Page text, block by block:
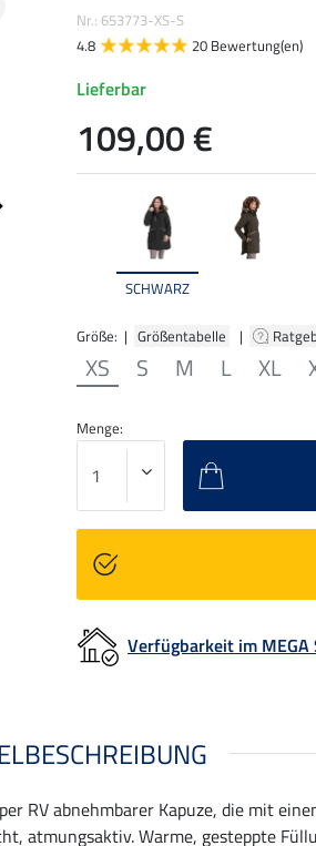
SCHWARZ
Größe: | Größentabelle |
XS S M L XL
Nr.: 653773-XS-S
4.8
20 Bewertung(en)
Lieferbar
109,00 €
Menge:
Verfügbarkeit im MEGA
abnehmbarer Kapuze, die mit
atmungsaktiv. Warme, gesteppte